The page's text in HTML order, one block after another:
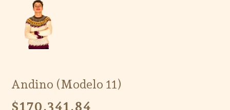
Andino (Modelo 11)
$170.341,84